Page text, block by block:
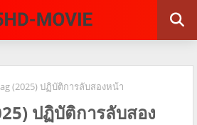
(2025) ปฏิบัติการลับสองหน้า
ปฏิบัติการลับสอง